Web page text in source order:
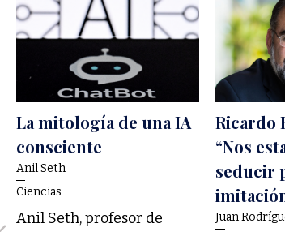
La mitología de una IA
consciente
Anil Seth
Ciencias
Anil Seth, profesor de
Ricardo
“Nos
seducir
Juan